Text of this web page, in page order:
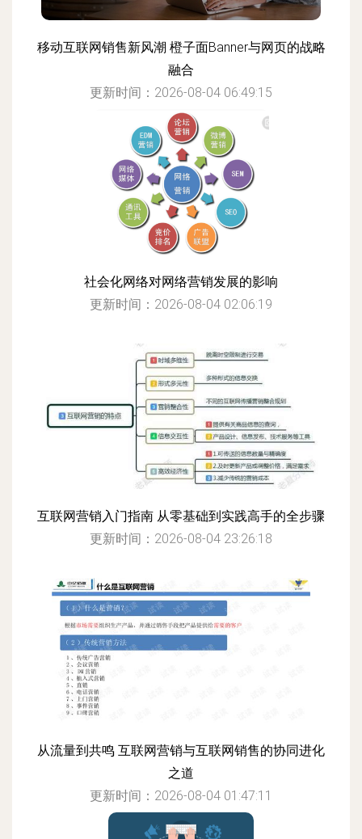
移动互联网销售新风潮 橙子面Banner与网页的战略
融合
更新时间：2026-08-04 06:49:15
社会化网络对网络营销发展的影响
更新时间：2026-08-04 02:06:19
互联网营销入门指南 从零基础到实践高手的全步骤
更新时间：2026-08-04 23:26:18
从流量到共鸣 互联网营销与互联网销售的协同进化
之道
更新时间：2026-08-04 01:47:11